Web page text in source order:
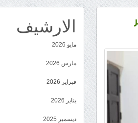
الارشيف
مايو 2026
مارس 2026
فبراير 2026
يناير 2026
ديسمبر 2025